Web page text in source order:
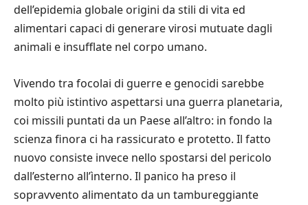
dell’epidemia globale origini da stili di vita ed
alimentari capaci di generare virosi mutuate dagli
animali e insufflate nel corpo umano.
Vivendo tra focolai di guerre e genocidi sarebbe
molto più istintivo aspettarsi una guerra planetaria,
coi missili puntati da un Paese all’altro: in fondo la
scienza finora ci ha rassicurato e protetto. Il fatto
nuovo consiste invece nello spostarsi del pericolo
dall’esterno all’ìnterno. Il panico ha preso il
sopravvento alimentato da un tambureggiante